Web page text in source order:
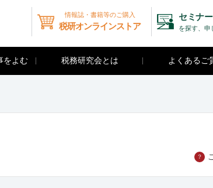
情報誌・書籍等のご購入
税研オンラインストア
セミナ
を探す、申
をよむ 税務研究会とは よくあるご
？